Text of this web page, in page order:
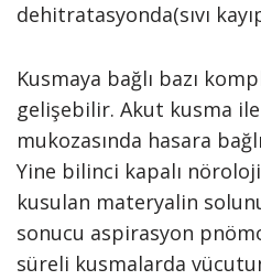
dehitratasyonda(sıvı
Kusmaya bağlı bazı
gelişebilir. Akut kusma
mukozasında hasara
Yine bilinci kapalı
kusulan materyalin
sonucu aspirasyon
süreli kusmalarda